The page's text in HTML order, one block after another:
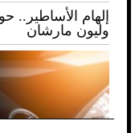
إلهام
وليون مارشان